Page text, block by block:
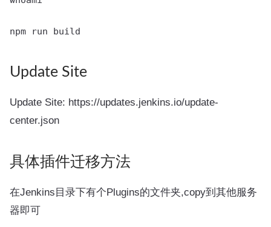
Update Site
Update Site: https://updates.jenkins.io/update-
center.json
具体插件迁移方法
在Jenkins目录下有个Plugins的文件夹,copy到其他服务
器即可